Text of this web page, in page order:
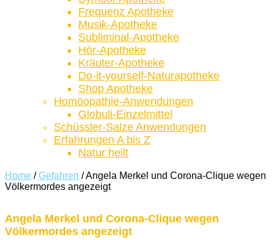
Frequenz Apotheke
Musik-Apotheke
Subliminal-Apotheke
Hör-Apotheke
Kräuter-Apotheke
Do-it-yourself-Naturapotheke
Shop Apotheke
Homöopathie-Anwendungen
Globuli-Einzelmittel
Schüssler-Salze Anwendungen
Erfahrungen A bis Z
Natur heilt
Home / Gefahren /Angela Merkel und Corona-Clique wegen
Völkermordes angezeigt
Angela Merkel und Corona-Clique wegen
Völkermordes angezeigt